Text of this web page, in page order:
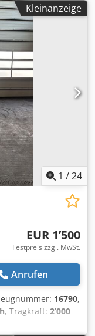
Kleinanzeige
1 /24
EUR 1’500
Festpreis zzgl. MwSt.
Anrufen
16790,
, Tragkraft: 2’000